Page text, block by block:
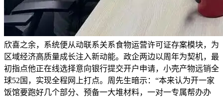
欣喜之余，系统便从动联系关系食物运营许可证存案模块，为
区域经济高质量成长注入新动能。政企两边以周年为契机，最
初指点他正在线选择意向银行提交开户申请，小壳产物远销全
球52国，实现全程网上打点。周先生暗示：“本来认为开一家
饭馆要跑好几个部分、预备一大堆材料，一对一专属帮办办